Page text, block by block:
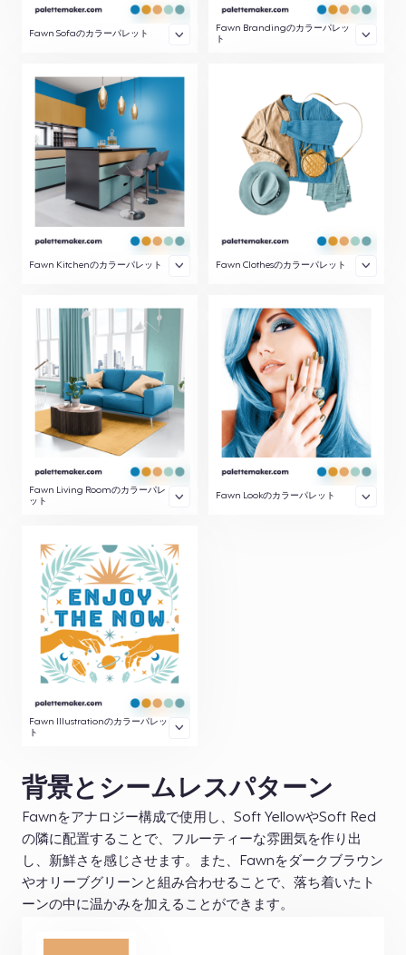
Fawn Sofaのカラーパレット
Fawn Brandingのカラーパレッ
ト
Fawn Kitchenのカラーパレット Fawn Clothesのカラーパレット
Fawn Living Roomのカラーパレ
ット
Fawn Lookのカラーパレット
Fawn Illustrationのカラーパレッ
ト
背景とシームレスパターン
Fawnをアナロジー構成で使用し、Soft YellowやSoft Red
の隣に配置することで、フルーティーな雰囲気を作り出
し、新鮮さを感じさせます。また、Fawnをダークブラウン
やオリーブグリーンと組み合わせることで、落ち着いたト
ーンの中に温かみを加えることができます。